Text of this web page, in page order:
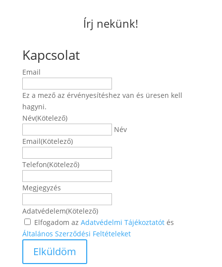
Írj nekünk!
Kapcsolat
Email
Ez a mező az érvényesítéshez van és üresen kell
hagyni.
Név(Kötelező)
Név
Email(Kötelező)
Telefon(Kötelező)
Megjegyzés
Adatvédelem(Kötelező)
Elfogadom az Adatvédelmi Tájékoztatótés
Általános Szerződési Feltételeket